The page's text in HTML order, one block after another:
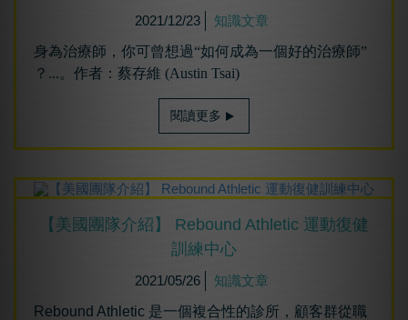
2021/12/23
知識文章
身為治療師，你可曾想過“如何成為一個好的治療師”
？...。作者：蔡存維 (Austin Tsai)
閱讀更多
【美國團隊介紹】 Rebound Athletic 運動復健
訓練中心
2021/05/26
知識文章
Rebound Athletic 是一個複合性的診所，顧客群從職